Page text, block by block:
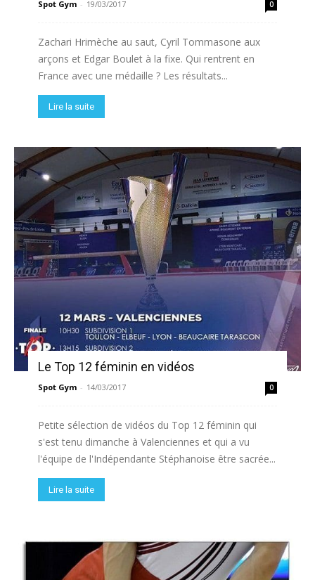
Spot Gym - 19/03/2017 0
Zachari Hrimèche au saut, Cyril Tommasone aux
arçons et Edgar Boulet à la fixe. Qui rentrent en
France avec une médaille ? Les résultats...
Lire la suite
Le Top 12 féminin en vidéos
Spot Gym - 14/03/2017 0
Petite sélection de vidéos du Top 12 féminin qui
s'est tenu dimanche à Valenciennes et qui a vu
l'équipe de l'Indépendante Stéphanoise être sacrée...
Lire la suite